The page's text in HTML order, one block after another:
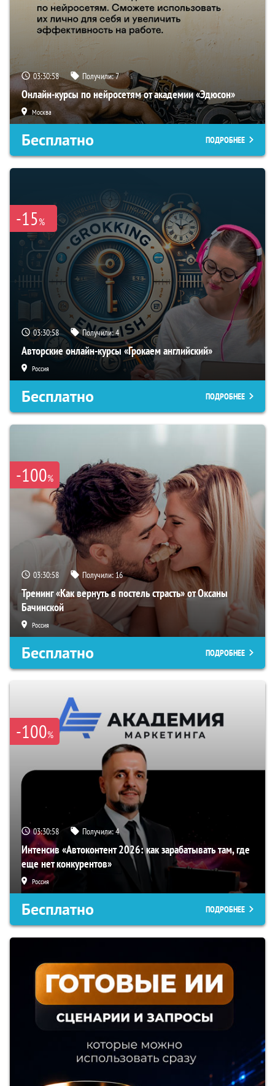
03:30:57 Получили:7
Онлайн-курсы по нейросетям от академии «Эдюсон»
Москва
Бесплатно ПОДРОБНЕЕ
-15%
03:30:57 Получили:4
Авторские онлайн-курсы «Грокаем английский»
Россия
Бесплатно ПОДРОБНЕЕ
-100%
03:30:57 Получили:16
Тренинг «Как вернуть в постель страсть» от Оксаны
Бачинской
Россия
Бесплатно ПОДРОБНЕЕ
-100%
03:30:57 Получили:4
Интенсив «Автоконтент 2026: как зарабатывать там, где
еще нет конкурентов»
Россия
Бесплатно ПОДРОБНЕЕ